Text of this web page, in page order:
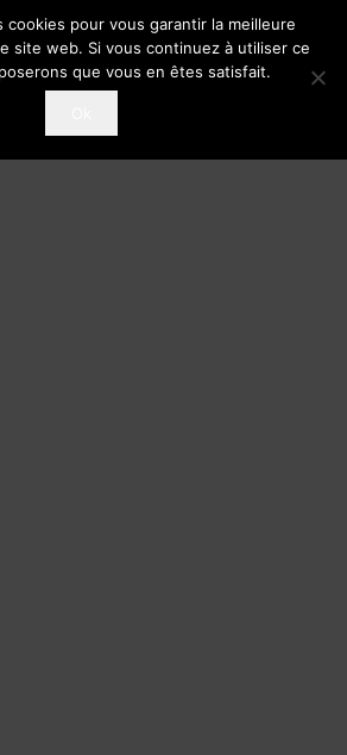
cookies pour vous garantir la meilleure
site web. Si vous continuez à utiliser ce
que vous en êtes satisfait.